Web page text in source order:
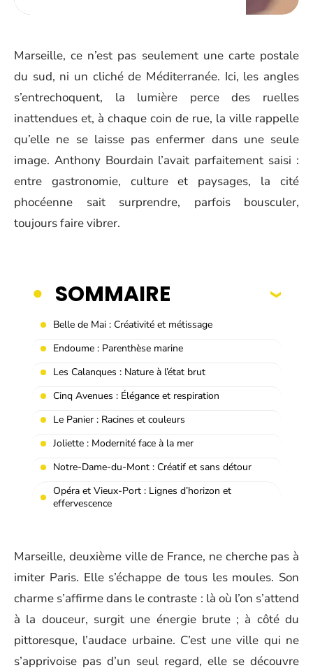
Marseille, ce n’est pas seulement une carte postale
du sud, ni un cliché de Méditerranée. Ici, les angles
s’entrechoquent, la lumière perce des ruelles
inattendues et, à chaque coin de rue, la ville rappelle
qu’elle ne se laisse pas enfermer dans une seule
image. Anthony Bourdain l’avait parfaitement saisi :
entre gastronomie, culture et paysages, la cité
phocéenne sait surprendre, parfois bousculer,
toujours faire vibrer.
SOMMAIRE
Belle de Mai : Créativité et métissage
Endoume : Parenthèse marine
Les Calanques : Nature à l’état brut
Cinq Avenues : Élégance et respiration
Le Panier : Racines et couleurs
Joliette : Modernité face à la mer
Notre-Dame-du-Mont : Créatif et sans détour
Opéra et Vieux-Port : Lignes d’horizon et
effervescence
Marseille, deuxième ville de France, ne cherche pas à
imiter Paris. Elle s’échappe de tous les moules. Son
charme s’affirme dans le contraste : là où l’on s’attend
à la douceur, surgit une énergie brute ; à côté du
pittoresque, l’audace urbaine. C’est une ville qui ne
s’apprivoise pas d’un seul regard, elle se découvre